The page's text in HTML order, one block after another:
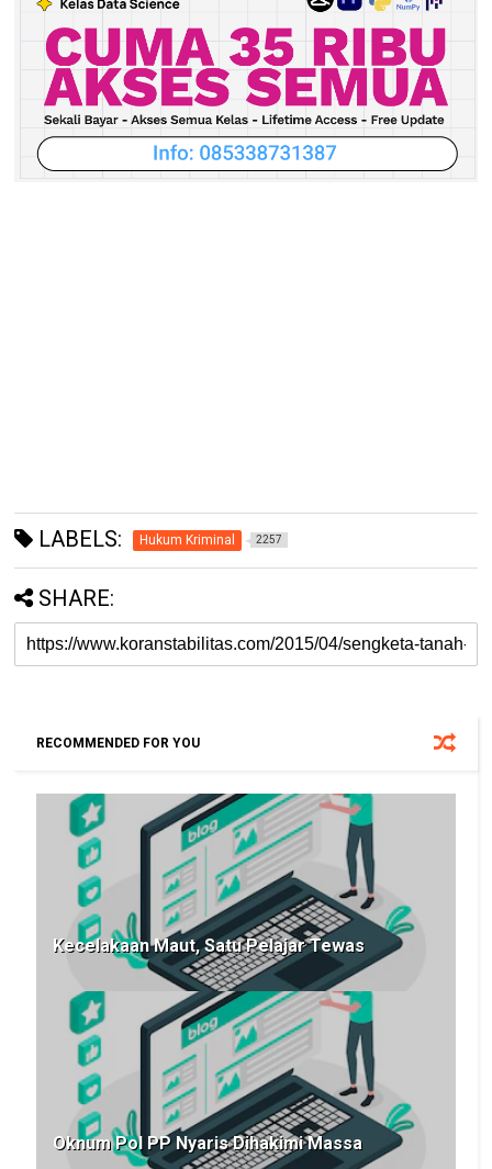
LABELS: Hukum Kriminal 2257
SHARE:
RECOMMENDED FOR YOU
Kecelakaan Maut, Satu Pelajar Tewas
Oknum Pol PP Nyaris Dihakimi Massa